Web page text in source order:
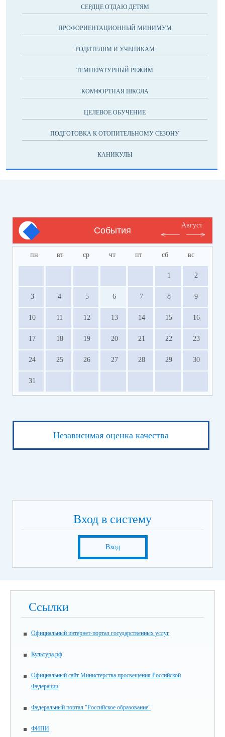
СЕРДЦЕ ОТДАЮ ДЕТЯМ
ПРОФОРИЕНТАЦИОННЫЙ МИНИМУМ
РОДИТЕЛЯМ И УЧЕНИКАМ
ТЕМПЕРАТУРНЫЙ РЕЖИМ
КОМФОРТНАЯ ШКОЛА
ЦЕЛЕВОЕ ОБУЧЕНИЕ
ПОДГОТОВКА К ОТОПИТЕЛЬНОМУ СЕЗОНУ
КАНИКУЛЫ
События
Август
пн вт ср чт пт сб вс
1 2
3 4 5 6 7 8 9
10 11 12 13 14 15 16
17 18 19 20 21 22 23
24 25 26 27 28 29 30
31
Независимая оценка качества
Вход в систему
Вход
Ссылки
Официальный интернет-портал государственных услуг
Культура.рф
Официальный сайт Министерства просвещения Российской
Федерации
Федеральный портал "Российское образование"
ФИПИ